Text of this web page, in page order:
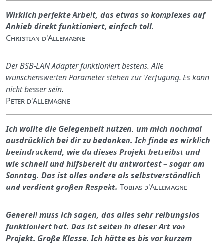
Wirklich perfekte Arbeit, das etwas so komplexes auf
Anhieb direkt funktioniert, einfach toll.
Christian d'Allemagne
Der BSB-LAN Adapter funktioniert bestens. Alle
wünschenswerten Parameter stehen zur Verfügung. Es kann
nicht besser sein.
Peter d'Allemagne
Ich wollte die Gelegenheit nutzen, um mich nochmal
ausdrücklich bei dir zu bedanken. Ich finde es wirklich
beeindruckend, wie du dieses Projekt betreibst und
wie schnell und hilfsbereit du antwortest – sogar am
Sonntag. Das ist alles andere als selbstverständlich
und verdient großen Respekt. Tobias d'Allemagne
Generell muss ich sagen, das alles sehr reibungslos
funktioniert hat. Das ist selten in dieser Art von
Projekt. Große Klasse. Ich hätte es bis vor kurzem